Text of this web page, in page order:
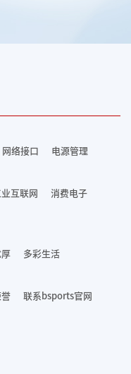
网络接口 电源管理
业互联网
消费电子
厚 多彩生活
誉
联系bsports官网